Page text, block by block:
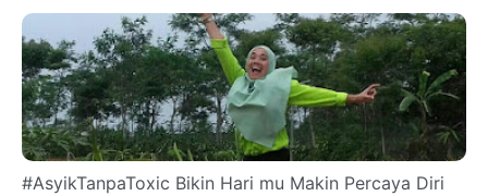
#AsyikTanpaToxic Bikin Hari mu Makin Percaya Diri